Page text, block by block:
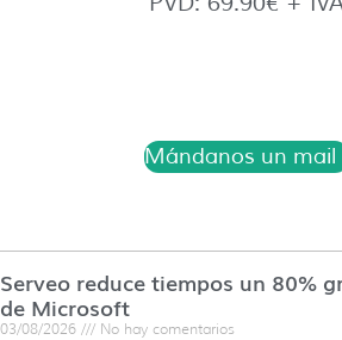
Mándanos un mail
Serveo reduce tiempos un 80%
de Microsoft
03/08/2026 No hay comentarios